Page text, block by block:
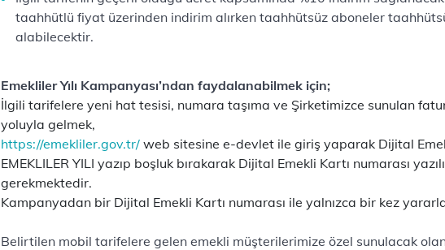
taahhütlü fiyat üzerinden indirim alırken taahhütsüz aboneler
alabilecektir.
Emekliler Yılı Kampanyası’ndan faydalanabilmek için;
İlgili tarifelere yeni hat tesisi, numara taşıma ve Şirketimizce sunulan
yoluyla gelmek,
https://emekliler.gov.tr/ web sitesine e-devlet ile giriş yaparak Dijital
EMEKLILER YILI yazıp boşluk bırakarak Dijital Emekli Kartı numarası
gerekmektedir.
Kampanyadan bir Dijital Emekli Kartı numarası ile yalnızca bir kez
Belirtilen mobil tarifelere gelen emekli müşterilerimize özel sunulacak olan